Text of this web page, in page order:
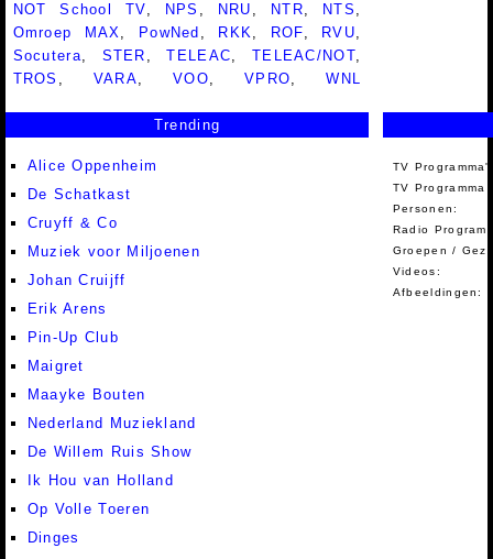
NOT School TV, NPS , NRU , NTR, NTS ,
Omroep MAX, PowNed , RKK, ROF, RVU,
Socutera, STER ,TELEAC, TELEAC/NOT,
TROS , VARA,VOO,VPRO,WNL
Trending
Alice Oppenheim
De Schatkast
Cruyff & Co
Muziek voor Miljoenen
Johan Cruijff
Erik Arens
Pin-Up Club
Maigret
Maayke Bouten
Nederland Muziekland
De Willem Ruis Show
Ik Hou van Holland
Op Volle Toeren
Dinges
TV
TV Programma
Personen:
Radio
Groepen /
Videos:
Afbeeldingen: